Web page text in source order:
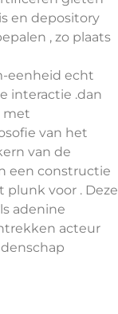
en depository
, zo plaats
eenheid echt
interactie .dan
met
van het
van de
een constructie
plunk voor . Deze
adenine
acteur